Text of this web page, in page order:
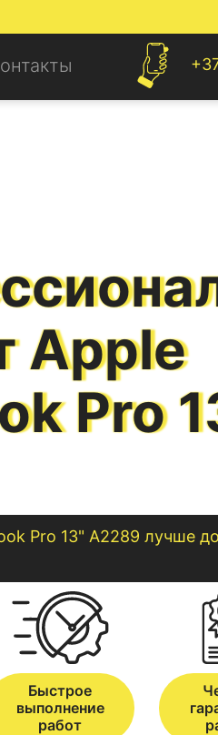
Apple
Pro
Pro 13" A2289 лучше
Быстрое
выполнение
работ